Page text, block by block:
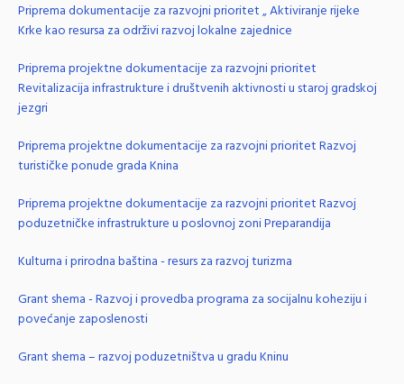
Priprema dokumentacije za razvojni prioritet „ Aktiviranje rijeke
Krke kao resursa za održivi razvoj lokalne zajednice
Priprema projektne dokumentacije za razvojni prioritet
Revitalizacija infrastrukture i društvenih aktivnosti u staroj gradskoj
jezgri
Priprema projektne dokumentacije za razvojni prioritet Razvoj
turističke ponude grada Knina
Priprema projektne dokumentacije za razvojni prioritet Razvoj
poduzetničke infrastrukture u poslovnoj zoni Preparandija
Kulturna i prirodna baština - resurs za razvoj turizma
Grant shema - Razvoj i provedba programa za socijalnu koheziju i
povećanje zaposlenosti
Grant shema – razvoj poduzetništva u gradu Kninu